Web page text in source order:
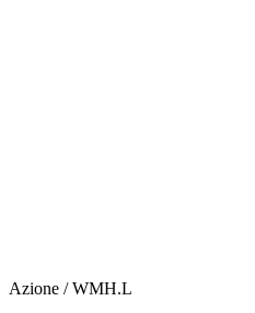
Azione / WMH.L